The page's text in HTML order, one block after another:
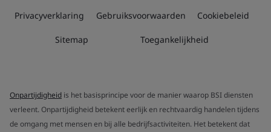
Privacyverklaring Gebruiksvoorwaarden Cookiebeleid
Sitemap Toegankelijkheid
Onpartijdigheid is het basisprincipe voor de manier waarop BSI diensten
verleent. Onpartijdigheid betekent eerlijk en rechtvaardig handelen tijdens
de omgang met mensen en bij alle bedrijfsactiviteiten. Het betekent dat